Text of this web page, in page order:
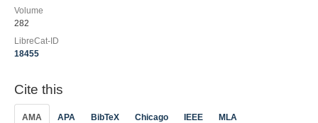
Volume
282
LibreCat-ID
18455
Cite this
AMA APA BibTeX Chicago IEEE MLA